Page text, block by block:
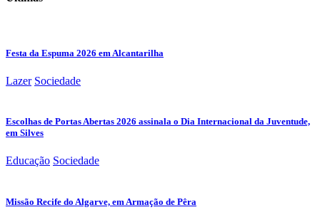
Festa da Espuma 2026 em Alcantarilha
Lazer Sociedade
Escolhas de Portas Abertas 2026 assinala o Dia Internacional da Juventude,
em Silves
Educação Sociedade
Missão Recife do Algarve, em Armação de Pêra